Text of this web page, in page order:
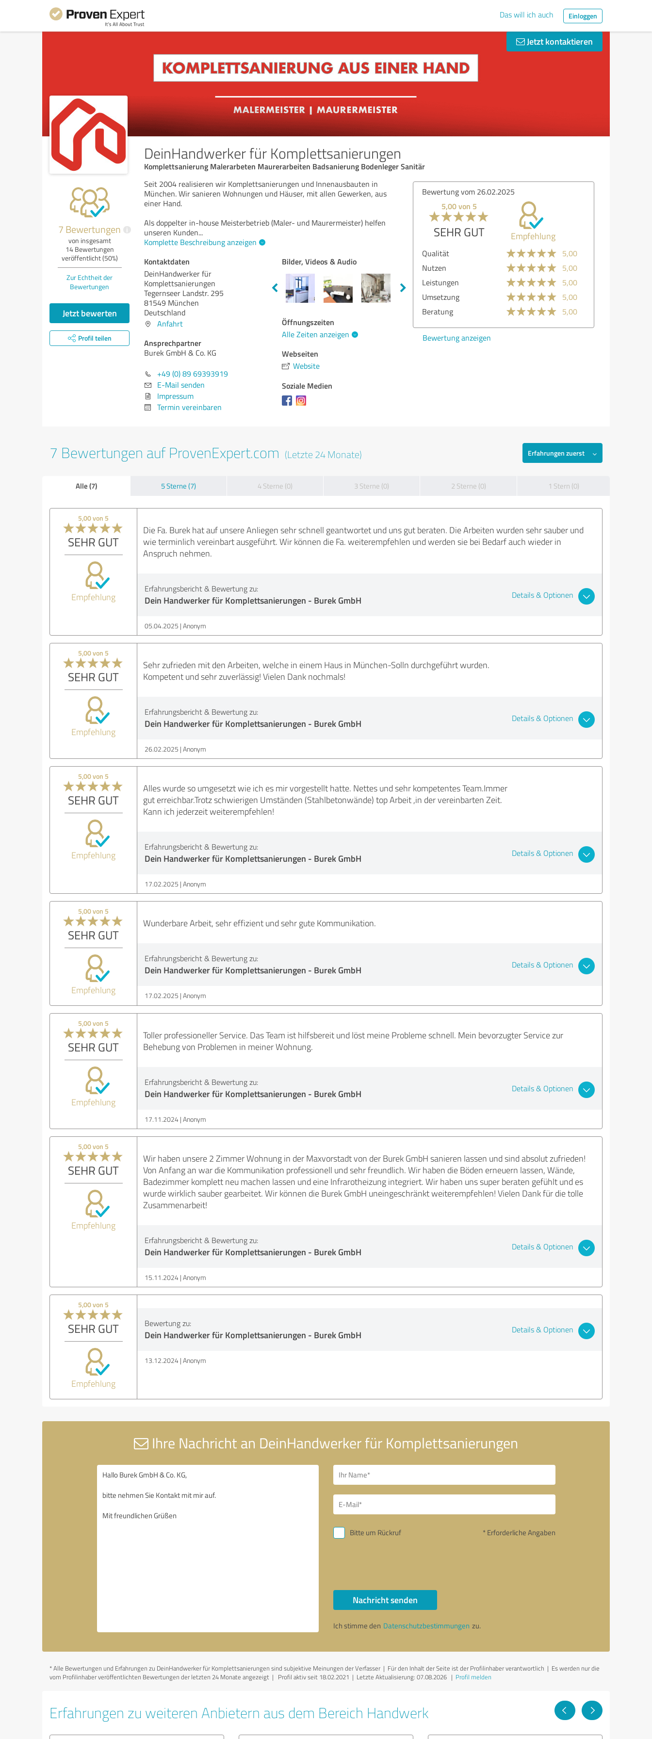
Das will ich auch Einloggen
Jetzt kontaktieren
DeinHandwerker für Komplettsanierungen
Komplettsanierung Malerarbeten Maurerarbeiten Badsanierung Bodenleger Sanitär
7 Bewertungen i
von insgesamt
14 Bewertungen
veröffentlicht (50%)
Zur Echtheit der
Bewertungen
Jetzt bewerten
Profil teilen
Seit 2004 realisieren wir Komplettsanierungen und Innenausbauten in
München. Wir sanieren Wohnungen und Häuser, mit allen Gewerken, aus
einer Hand.
Als doppelter in-house Meisterbetrieb (Maler- und Maurermeister) helfen
unseren Kunden...
Komplette Beschreibung anzeigen
Kontaktdaten
DeinHandwerker für
Komplettsanierungen
Tegernseer Landstr. 295
81549 München
Deutschland
Anfahrt
Ansprechpartner
Burek GmbH & Co. KG
+49 (0) 89 69393919
E-Mail senden
Impressum
Termin vereinbaren
Bilder, Videos & Audio
Öffnungszeiten
Alle Zeiten anzeigen
Webseiten
Website
Soziale Medien
Bewertung vom 26.02.2025
5,00 von 5
SEHR GUT Empfehlung
Qualität
5,00
Nutzen
5,00
Leistungen
5,00
Umsetzung
5,00
Beratung
5,00
Bewertung anzeigen
7 Bewertungen auf ProvenExpert.com (Letzte 24 Monate) Erfahrungen zuerst
Alle (7) 5 Sterne (7) 4 Sterne (0) 3 Sterne (0) 2 Sterne (0) 1 Stern (0)
5,00 von 5
SEHR GUT
Empfehlung
Die Fa. Burek hat auf unsere Anliegen sehr schnell geantwortet und uns gut beraten. Die Arbeiten wurden sehr sauber und
wie terminlich vereinbart ausgeführt. Wir können die Fa. weiterempfehlen und werden sie bei Bedarf auch wieder in
Anspruch nehmen.
Erfahrungsbericht & Bewertung zu:
Dein Handwerker für Komplettsanierungen - Burek GmbH Details & Optionen
05.04.2025 Anonym
5,00 von 5
SEHR GUT
Empfehlung
Sehr zufrieden mit den Arbeiten, welche in einem Haus in München-Solln durchgeführt wurden.
Kompetent und sehr zuverlässig! Vielen Dank nochmals!
Erfahrungsbericht & Bewertung zu:
Dein Handwerker für Komplettsanierungen - Burek GmbH Details & Optionen
26.02.2025 Anonym
5,00 von 5
SEHR GUT
Empfehlung
Alles wurde so umgesetzt wie ich es mir vorgestellt hatte. Nettes und sehr kompetentes Team.Immer
gut erreichbar.Trotz schwierigen Umständen (Stahlbetonwände) top Arbeit ,in der vereinbarten Zeit.
Kann ich jederzeit weiterempfehlen!
Erfahrungsbericht & Bewertung zu:
Dein Handwerker für Komplettsanierungen - Burek GmbH Details & Optionen
17.02.2025 Anonym
5,00 von 5
SEHR GUT
Empfehlung
Wunderbare Arbeit, sehr effizient und sehr gute Kommunikation.
Erfahrungsbericht & Bewertung zu:
Dein Handwerker für Komplettsanierungen - Burek GmbH Details & Optionen
17.02.2025 Anonym
5,00 von 5
SEHR GUT
Empfehlung
Toller professioneller Service. Das Team ist hilfsbereit und löst meine Probleme schnell. Mein bevorzugter Service zur
Behebung von Problemen in meiner Wohnung.
Erfahrungsbericht & Bewertung zu:
Dein Handwerker für Komplettsanierungen - Burek GmbH Details & Optionen
17.11.2024 Anonym
5,00 von 5
SEHR GUT
Empfehlung
Wir haben unsere 2 Zimmer Wohnung in der Maxvorstadt von der Burek GmbH sanieren lassen und sind absolut zufrieden!
Von Anfang an war die Kommunikation professionell und sehr freundlich. Wir haben die Böden erneuern lassen, Wände,
Badezimmer komplett neu machen lassen und eine Infrarotheizung integriert. Wir haben uns super beraten gefühlt und es
wurde wirklich sauber gearbeitet. Wir können die Burek GmbH uneingeschränkt weiterempfehlen! Vielen Dank für die tolle
Zusammenarbeit!
Erfahrungsbericht & Bewertung zu:
Dein Handwerker für Komplettsanierungen - Burek GmbH Details & Optionen
15.11.2024 Anonym
5,00 von 5
SEHR GUT
Empfehlung
Bewertung zu:
Dein Handwerker für Komplettsanierungen - Burek GmbH Details & Optionen
13.12.2024 Anonym
Ihre Nachricht an DeinHandwerker für Komplettsanierungen
Bitte um Rückruf * Erforderliche Angaben
Nachricht senden
Ich stimme den Datenschutzbestimmungen zu.
*Alle Bewertungen und Erfahrungen zu DeinHandwerker für Komplettsanierungen sind subjektive Meinungen der Verfasser | Für den Inhalt der Seite ist der Profilinhaber verantwortlich | Es werden nur die
vom Profilinhaber veröffentlichten Bewertungen der letzten 24 Monate angezeigt | Profil aktiv seit 18.02.2021 | Letzte Aktualisierung: 07.08.2026 | Profil melden
Erfahrungen zu weiteren Anbietern aus dem Bereich Handwerk